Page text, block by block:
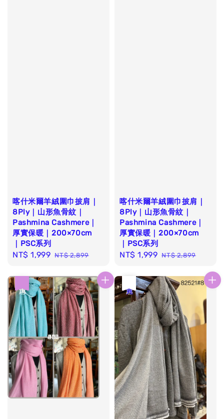
喀什米爾羊絨圍巾披肩｜
8Ply｜山形魚骨紋｜
Pashmina Cashmere｜
厚實保暖｜200×70cm
｜PSC系列
Sale
NT$ 1,999 Regular
NT$ 2,899
喀什米爾羊絨圍巾披肩｜
8Ply｜山形魚骨紋｜
Pashmina Cashmere｜
厚實保暖｜200×70cm
｜PSC系列
Sale
NT$ 1,999 Regular
NT$ 2,899